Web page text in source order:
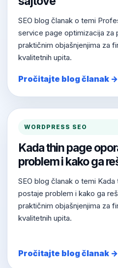
SEO blog članak o temi
service page optimizacija za
praktičnim objašnjenjima za
kvalitetnih upita.
Pročitajte blog članak →
WORDPRESS SEO
Kada thin page
problem i kako ga
SEO blog članak o temi
postaje problem i kako ga
praktičnim objašnjenjima za
kvalitetnih upita.
Pročitajte blog članak →